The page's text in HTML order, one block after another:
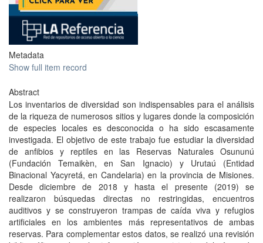
Metadata
Show full item record
Abstract
Los inventarios de diversidad son indispensables para el análisis
de la riqueza de numerosos sitios y lugares donde la composición
de especies locales es desconocida o ha sido escasamente
investigada. El objetivo de este trabajo fue estudiar la diversidad
de anfibios y reptiles en las Reservas Naturales Osununú
(Fundación Temaikèn, en San Ignacio) y Urutaú (Entidad
Binacional Yacyretá, en Candelaria) en la provincia de Misiones.
Desde diciembre de 2018 y hasta el presente (2019) se
realizaron búsquedas directas no restringidas, encuentros
auditivos y se construyeron trampas de caída viva y refugios
artificiales en los ambientes más representativos de ambas
reservas. Para complementar estos datos, se realizó una revisión